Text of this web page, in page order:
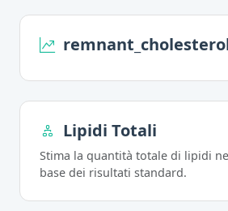
Lipidi Totali
Stima la quantità totale di lipidi
base dei risultati standard.